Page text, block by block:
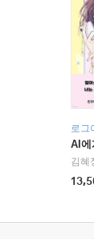
로그
AI에
김혜